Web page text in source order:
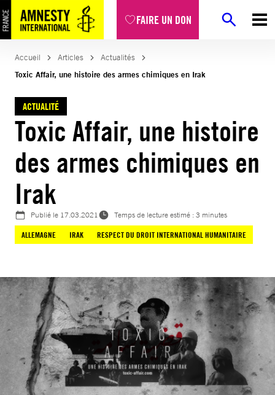
FAIRE UN DON
Aller
au
contenu
Accueil Articles
Actualités
Toxic Affair, une histoire des armes chimiques en Irak
ACTUALITÉ
Toxic Affair, une histoire
des armes chimiques en
Irak
Publié le 17.03.2021
Temps de lecture estimé : 3 minutes
ALLEMAGNE
IRAK RESPECT DU DROIT INTERNATIONAL HUMANITAIRE